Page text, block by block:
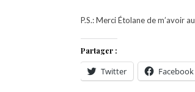
P.S.: Merci Étolane de m’avoir
Partager :
Twitter Facebook